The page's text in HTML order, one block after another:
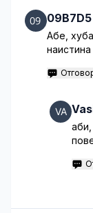
09B7D5
Абе,